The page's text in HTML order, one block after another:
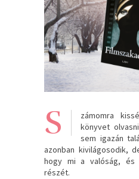
S
zámomra
könyvet
sem igazán
azonban kivilágosodik,
hogy mi a valóság,
részét.